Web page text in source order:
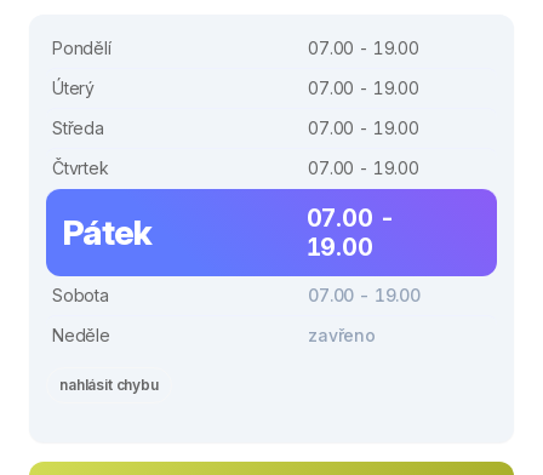
Pondělí
07.00 - 19.00
Úterý
07.00 - 19.00
Středa
07.00 - 19.00
Čtvrtek
07.00 - 19.00
Pátek
07.00 -
19.00
Sobota
07.00 - 19.00
Neděle
zavřeno
nahlásit chybu